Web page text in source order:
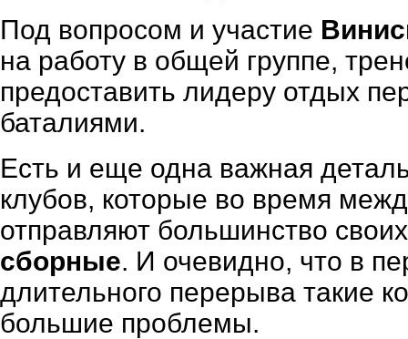
Под вопросом и участие
на работу в общей группе,
предоставить лидеру отдых
баталиями.
Есть и еще одна важная
клубов, которые во время
отправляют большинство
сборные. И очевидно, что в
длительного перерыва такие
большие проблемы.